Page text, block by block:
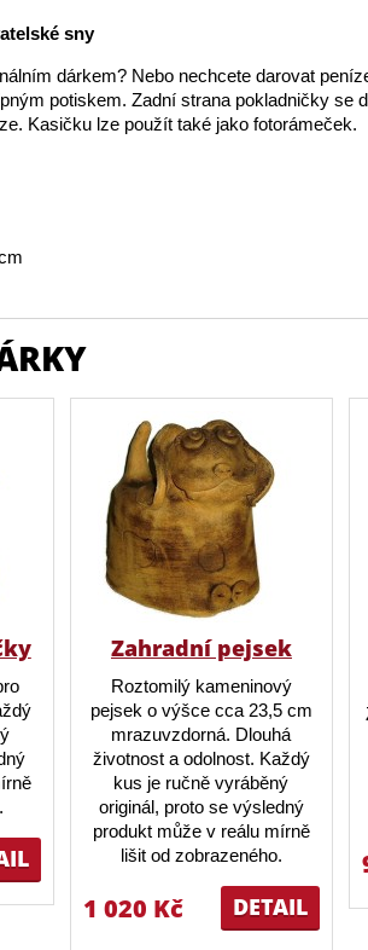
sny
dárkem? Nebo nechcete darovat
potiskem. Zadní strana pokladničky se
Kasičku lze použít také jako fotorámeček.
Zahradní pejsek
Roztomilý kameninový
pejsek o výšce cca 23,5 cm
mrazuvzdorná. Dlouhá
životnost a odolnost. Každý
kus je ručně vyráběný
originál, proto se výsledný
produkt může v reálu mírně
lišit od zobrazeného.
DETAIL
1 020 Kč